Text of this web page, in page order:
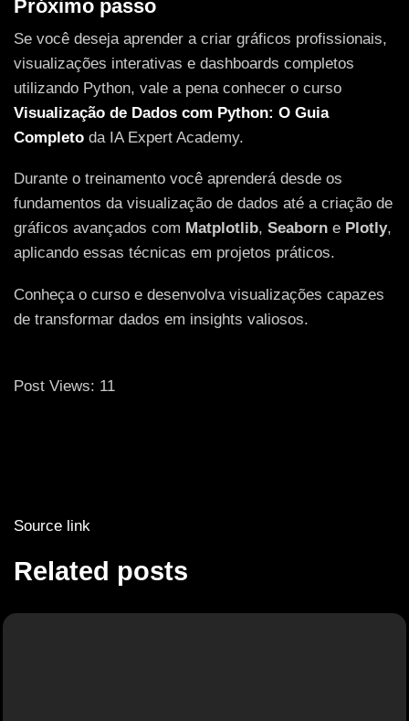
Próximo passo
Se você deseja aprender a criar gráficos profissionais,
visualizações interativas e dashboards completos
utilizando Python, vale a pena conhecer o curso
Visualização de Dados com Python: O Guia
Completo da IA Expert Academy.
Durante o treinamento você aprenderá desde os
fundamentos da visualização de dados até a criação de
gráficos avançados com Matplotlib, Seaborn e Plotly,
aplicando essas técnicas em projetos práticos.
Conheça o curso e desenvolva visualizações capazes
de transformar dados em insights valiosos.
Post Views: 11
Source link
Related posts